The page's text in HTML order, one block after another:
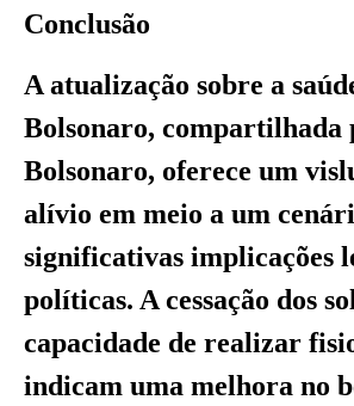
Conclusão
A atualização sobre a
Bolsonaro, compartilhada
Bolsonaro, oferece um
alívio em meio a um
significativas implicações
políticas. A cessação dos
capacidade de realizar
indicam uma melhora no